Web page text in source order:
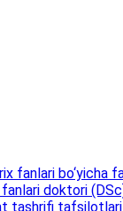
fanlari
doktori
tashrifi tafsilotlari